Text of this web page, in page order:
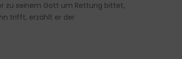
zu seinem Gott um Rettung bittet,
trifft, erzählt er der